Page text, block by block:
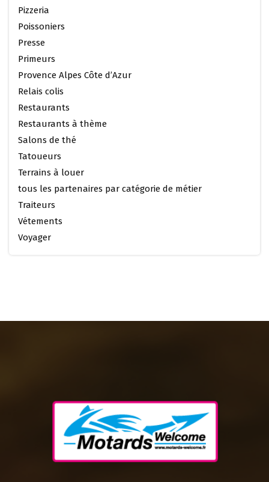
Pizzeria
Poissoniers
Presse
Primeurs
Provence Alpes Côte d’Azur
Relais colis
Restaurants
Restaurants à thème
Salons de thé
Tatoueurs
Terrains à louer
tous les partenaires par catégorie de métier
Traiteurs
Vétements
Voyager